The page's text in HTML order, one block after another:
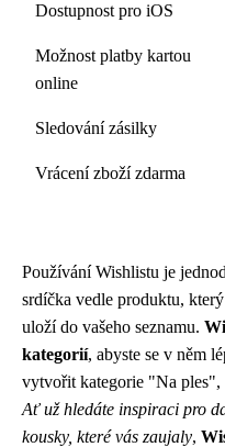
Dostupnost pro iOS
Možnost platby kartou
online
Sledování zásilky
Vrácení zboží zdarma
Používání Wishlistu je
srdíčka vedle produktu,
uloží do vašeho seznamu.
kategorií, abyste se v něm
vytvořit kategorie "Na
Ať už hledáte inspiraci pro
kousky, které vás zaujaly,